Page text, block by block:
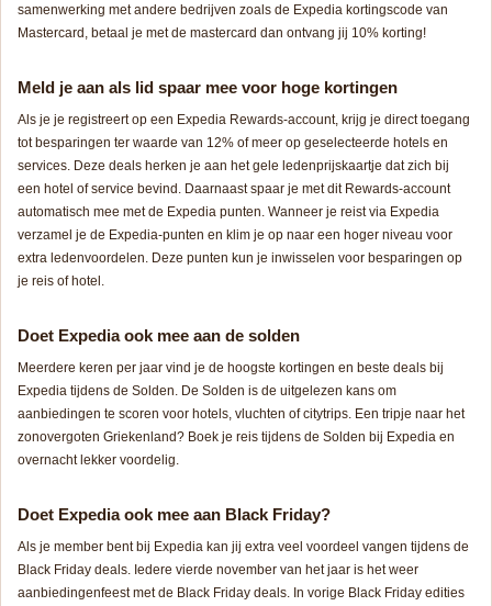
samenwerking met andere bedrijven zoals de Expedia kortingscode van
Mastercard, betaal je met de mastercard dan ontvang jij 10% korting!
Meld je aan als lid spaar mee voor hoge kortingen
Als je je registreert op een Expedia Rewards-account, krijg je direct toegang
tot besparingen ter waarde van 12% of meer op geselecteerde hotels en
services. Deze deals herken je aan het gele ledenprijskaartje dat zich bij
een hotel of service bevind. Daarnaast spaar je met dit Rewards-account
automatisch mee met de Expedia punten. Wanneer je reist via Expedia
verzamel je de Expedia-punten en klim je op naar een hoger niveau voor
extra ledenvoordelen. Deze punten kun je inwisselen voor besparingen op
je reis of hotel.
Doet Expedia ook mee aan de solden
Meerdere keren per jaar vind je de hoogste kortingen en beste deals bij
Expedia tijdens de Solden. De Solden is de uitgelezen kans om
aanbiedingen te scoren voor hotels, vluchten of citytrips. Een tripje naar het
zonovergoten Griekenland? Boek je reis tijdens de Solden bij Expedia en
overnacht lekker voordelig.
Doet Expedia ook mee aan Black Friday?
Als je member bent bij Expedia kan jij extra veel voordeel vangen tijdens de
Black Friday deals. Iedere vierde november van het jaar is het weer
aanbiedingenfeest met de Black Friday deals. In vorige Black Friday edities